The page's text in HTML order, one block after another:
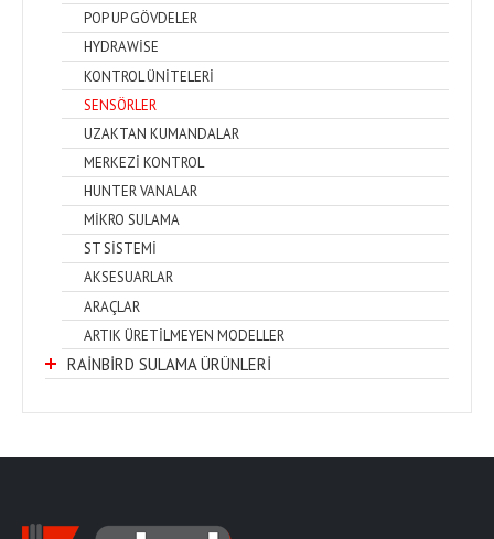
POP UP GÖVDELER
HYDRAWİSE
KONTROL ÜNİTELERİ
SENSÖRLER
UZAKTAN KUMANDALAR
MERKEZİ KONTROL
HUNTER VANALAR
MİKRO SULAMA
ST SİSTEMİ
AKSESUARLAR
ARAÇLAR
ARTIK ÜRETİLMEYEN MODELLER
RAİNBİRD SULAMA ÜRÜNLERİ